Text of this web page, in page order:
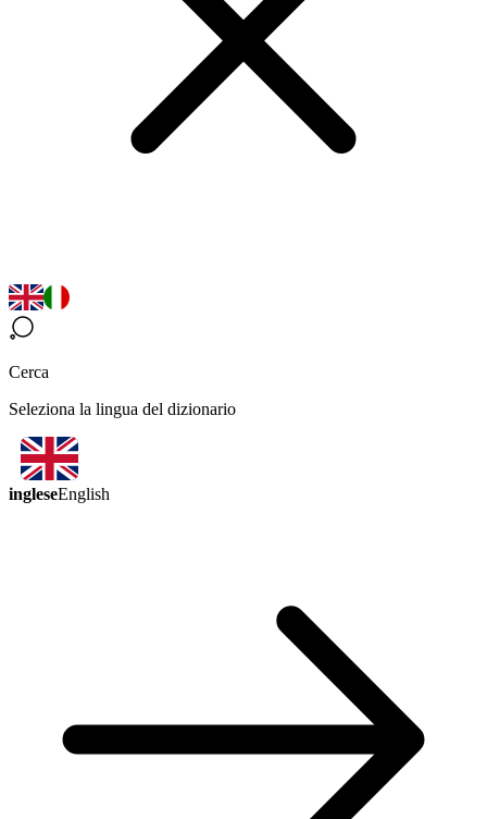
Cerca
Seleziona la lingua del dizionario
ingleseEnglish